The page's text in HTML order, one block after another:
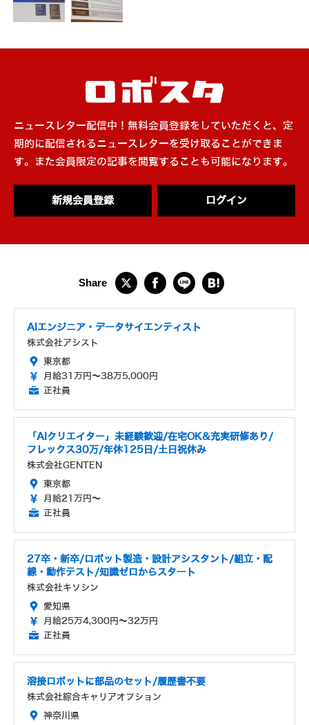
ニュースレター配信中！無料会員登録をしていただくと、定
期的に配信されるニュースレターを受け取ることができま
す。また会員限定の記事を閲覧することも可能になります。
新規会員登録 ログイン
AIエンジニア・データサイエンティスト
株式会社アシスト
東京都
月給31万円～38万5,000円
正社員
「AIクリエイター」未経験歓迎/在宅OK&充実研修あり/
フレックス30万/年休125日/土日祝休み
株式会社GENTEN
東京都
月給21万円～
正社員
27卒・新卒/ロボット製造・設計アシスタント/組立・配
線・動作テスト/知識ゼロからスタート
株式会社キソシン
愛知県
月給25万4,300円～32万円
正社員
溶接ロボットに部品のセット/履歴書不要
株式会社綜合キャリアオプション
神奈川県